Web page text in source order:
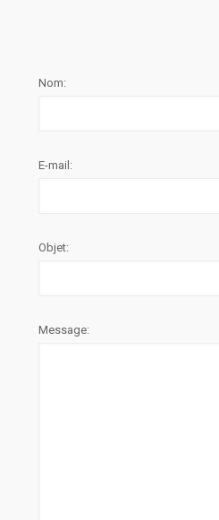
Nom:
E-mail:
Objet:
Message: